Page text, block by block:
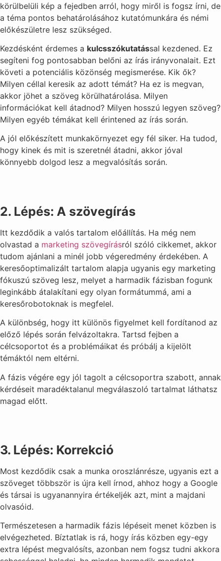
körülbelüli kép a fejedben arról, hogy miről is fogsz írni, de
a téma pontos behatárolásához kutatómunkára és némi
előkészületre lesz szükséged.
Kezdésként érdemes a kulcsszókutatással kezdened. Ez
segíteni fog pontosabban belőni az írás irányvonalait. Ezt
követi a potenciális közönség megismerése. Kik ők?
Milyen céllal keresik az adott témát? Ha ez is megvan,
akkor jöhet a szöveg körülhatárolása. Milyen
információkat kell átadnod? Milyen hosszú legyen szöveg?
Milyen egyéb témákat kell érintened az írás során.
A jól előkészített munkakörnyezet egy fél siker. Ha tudod,
hogy kinek és mit is szeretnél átadni, akkor jóval
könnyebb dolgod lesz a megvalósítás során.
2. Lépés: A szövegírás
Itt kezdődik a valós tartalom előállítás. Ha még nem
olvastad a marketing szövegírásról szóló cikkemet, akkor
tudom ajánlani a minél jobb végeredmény érdekében. A
keresőoptimalizált tartalom alapja ugyanis egy marketing
fókuszú szöveg lesz, melyet a harmadik fázisban fogunk
leginkább átalakítani egy olyan formátummá, ami a
keresőrobotoknak is megfelel.
A különbség, hogy itt különös figyelmet kell fordítanod az
előző lépés során felvázoltakra. Tartsd fejben a
célcsoportot és a problémáikat és próbálj a kijelölt
témáktól nem eltérni.
A fázis végére egy jól tagolt a célcsoportra szabott, annak
kérdéseit maradéktalanul megválaszoló tartalmat láthatsz
magad előtt.
3. Lépés: Korrekció
Most kezdődik csak a munka oroszlánrésze, ugyanis ezt a
szöveget többször is újra kell írnod, ahhoz hogy a Google
és társai is ugyanannyira értékeljék azt, mint a majdani
olvasóid.
Természetesen a harmadik fázis lépéseit menet közben is
elvégezheted. Bíztatlak is rá, hogy írás közben egy-egy
extra lépést megvalósíts, azonban nem fogsz tudni akkora